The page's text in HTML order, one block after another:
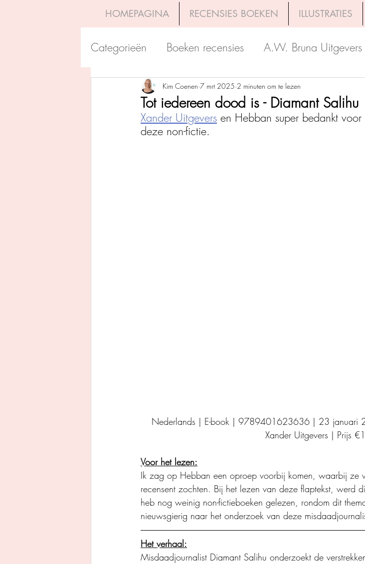
HOMEPAGINA RECENSIES BOEKEN ILLUSTRATIES
Categorieën Boeken recensies A.W. Bruna Uitgevers
Uitgeverij Pelckmans Boekerij Uitgeverij Luitingh-
Overamstel Uitgevers Godijn Publishing
Tot iedereen dood is - Diamant Salihu
Kim Coenen 7 mrt 2025 2 minuten om te lezen
Xander Uitgevers en Hebban super bedankt
deze non-fictie.
Nederlands | E-book | 9789401623636 | 23 januari
Xander Uitgevers | Prijs
Voor het lezen:
Ik zag op Hebban een oproep voorbij komen, waarbij ze
recensent zochten. Bij het lezen van deze flaptekst, werd
heb nog weinig non-fictieboeken gelezen, rondom dit
nieuwsgierig naar het onderzoek van deze
Het verhaal:
Misdaadjournalist Diamant Salihu onderzoekt de